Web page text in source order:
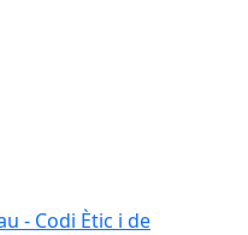
- Codi Ètic i de